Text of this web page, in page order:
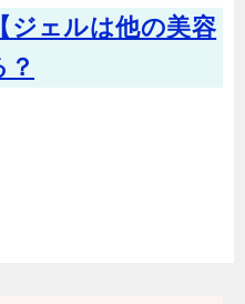
ジェルは他の美容